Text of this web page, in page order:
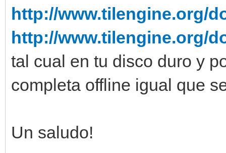
http://www.tilengine.org/
http://www.tilengine.org/
tal cual en tu disco duro y
completa offline igual que
Un saludo!